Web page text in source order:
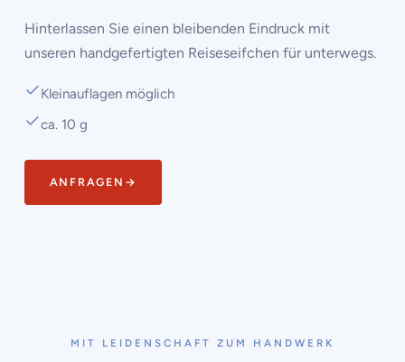
Hinterlassen Sie einen bleibenden Eindruck mit
unseren handgefertigten Reiseseifchen für unterwegs.
Kleinauflagen möglich
ca. 10 g
ANFRAGEN →
MIT LEIDENSCHAFT ZUM HANDWERK